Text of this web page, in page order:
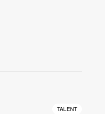
TALENT